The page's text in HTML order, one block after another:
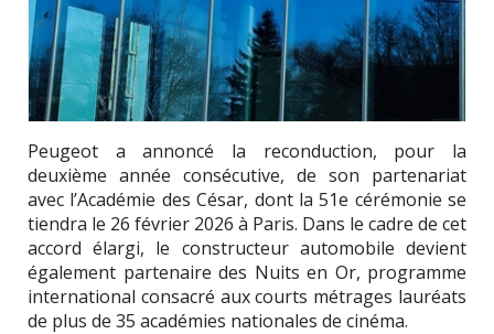
Peugeot a annoncé la reconduction, pour la
deuxième année consécutive, de son partenariat
avec l’Académie des César, dont la 51e cérémonie se
tiendra le 26 février 2026 à Paris. Dans le cadre de cet
accord élargi, le constructeur automobile devient
également partenaire des Nuits en Or, programme
international consacré aux courts métrages lauréats
de plus de 35 académies nationales de cinéma.